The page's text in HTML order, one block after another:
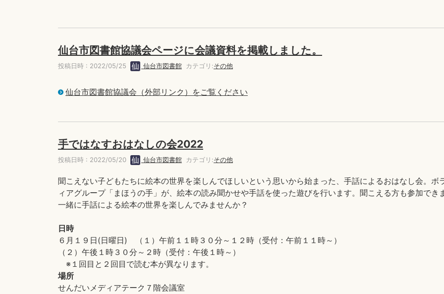
仙台市図書館協議会ページに会議資料を掲載しました。
投稿日時 : 2022/05/25 仙台市図書館 カテゴリ:その他
仙台市図書館協議会（外部リンク）をご覧ください
手ではなすおはなしの会2022
投稿日時 : 2022/05/20 仙台市図書館 カテゴリ:その他
聞こえない子どもたちに絵本の世界を楽しんでほしいという思いから始まった、手話によるおはなし会。ボ
ィアグループ「まほうの手」が、絵本の読み聞かせや手話を使った遊びを行います。聞こえる方も参加でき
一緒に手話による絵本の世界を楽しんでみませんか？
日時
６月１９日(日曜日) （１）午前１１時３０分～１２時（受付：午前１１時～）
（２）午後１時３０分～２時（受付：午後１時～）
※１回目と２回目で読む本が異なります。
場所
せんだいメディアテーク７階会議室